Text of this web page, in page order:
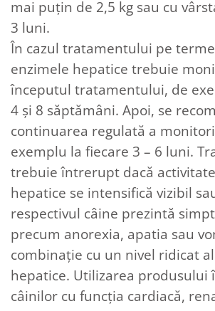
mai puţin de 2,5 kg sau cu
3 luni.
În cazul tratamentului pe
enzimele hepatice trebuie
începutul tratamentului, de
4 şi 8 săptămâni. Apoi, se
continuarea regulată a
exemplu la fiecare 3 – 6 luni.
trebuie întrerupt dacă
hepatice se intensifică vizibil
respectivul câine prezintă
precum anorexia, apatia sau
combinaţie cu un nivel ridicat
hepatice. Utilizarea produsului
câinilor cu funcţia cardiacă,